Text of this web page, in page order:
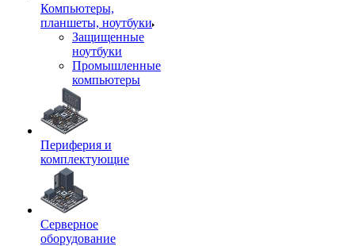
Компьютеры,
планшеты, ноутбуки
Защищенные
ноутбуки
Промышленные
компьютеры
Периферия и
комплектующие
Серверное
оборудование